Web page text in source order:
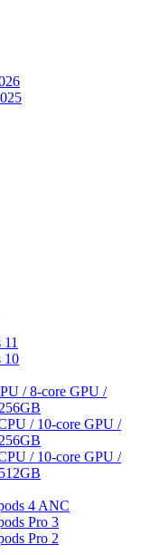
10
/ 8-core GPU /
/ 10-core GPU /
/ 10-core GPU /
4 ANC
Pro 3
Pro 2